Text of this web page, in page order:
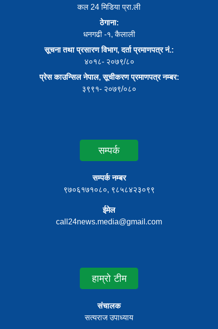
कल 24 मिडिया प्रा.ली
ठेगाना:
धनगढी -१, कैलाली
सूचना तथा प्रसारण विभाग, दर्ता प्रमाणपत्र नं.:
४०१८- २०७९/८०
प्रेस काउन्सिल नेपाल, सूचीकरण प्रमाणपत्र नम्बर:
३९९१- २०७९/०८०
सम्पर्क
सम्पर्क नम्बर
९७०६१७१०८०, ९८५८४२३०९९
ईमेल
call24news.media@gmail.com
हाम्रो टीम
संचालक
सत्यराज उपाध्याय